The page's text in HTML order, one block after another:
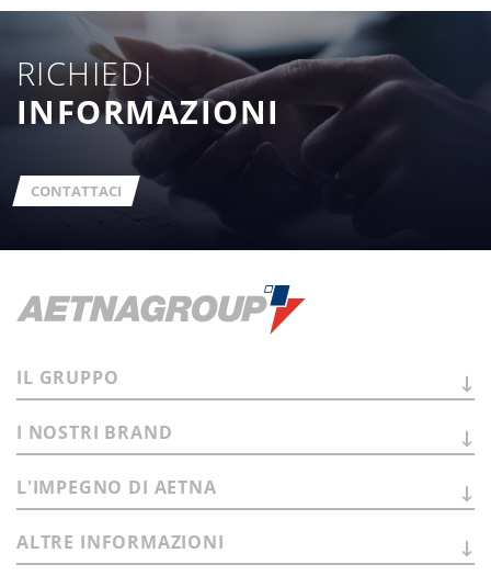
RICHIEDI
INFORMAZIONI
CONTATTACI
IL GRUPPO
I NOSTRI BRAND
L'IMPEGNO DI AETNA
ALTRE INFORMAZIONI